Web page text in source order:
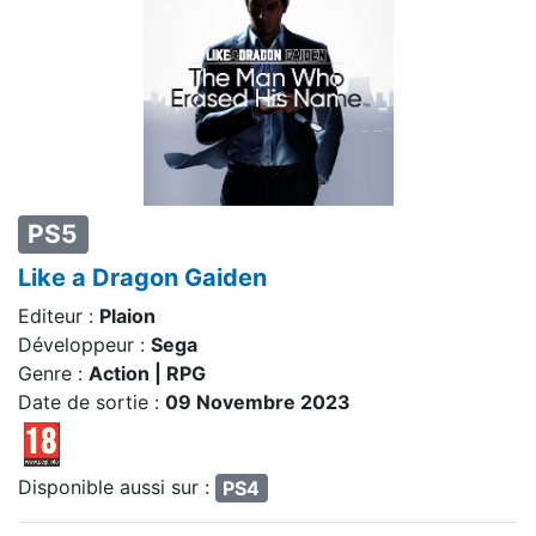
PS5
Like a Dragon Gaiden
Editeur : Plaion
Développeur : Sega
Genre : Action | RPG
Date de sortie : 09 Novembre 2023
Disponible aussi sur : PS4